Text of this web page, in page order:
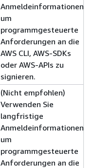
Anmeldeinformationen,
um
programmgesteuerte
Anforderungen an die
AWS CLI, AWS-SDKs
oder AWS-APIs zu
signieren.
(Nicht empfohlen)
Verwenden Sie
langfristige
Anmeldeinformationen,
um
programmgesteuerte
Anforderungen an die